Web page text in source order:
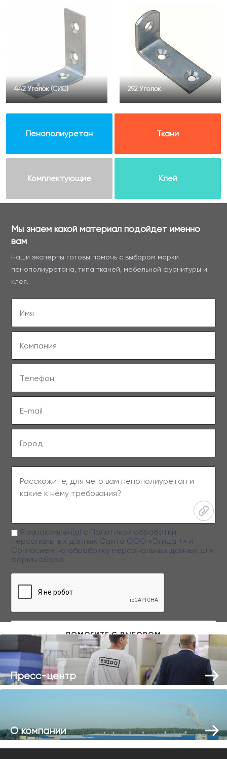
442 Уголок (СИС) 292 Уголок
Пенополиуретан Ткани
Комплектующие Клей
Мы знаем какой материал подойдет именно
вам
Наши эксперты готовы помочь с выбором марки
пенополиуретана, типа тканей, мебельной фурнитуры и
клея.
Заполняя данную форму вы даете свое согласие на обработку
персональных данных
Я ознакомлен(а) с Политикой обработки
персональных данных Сайта ООО «Эгида +» и
Согласием на обработку персональных данных для
формы сбора
Пресс-центр
О компании